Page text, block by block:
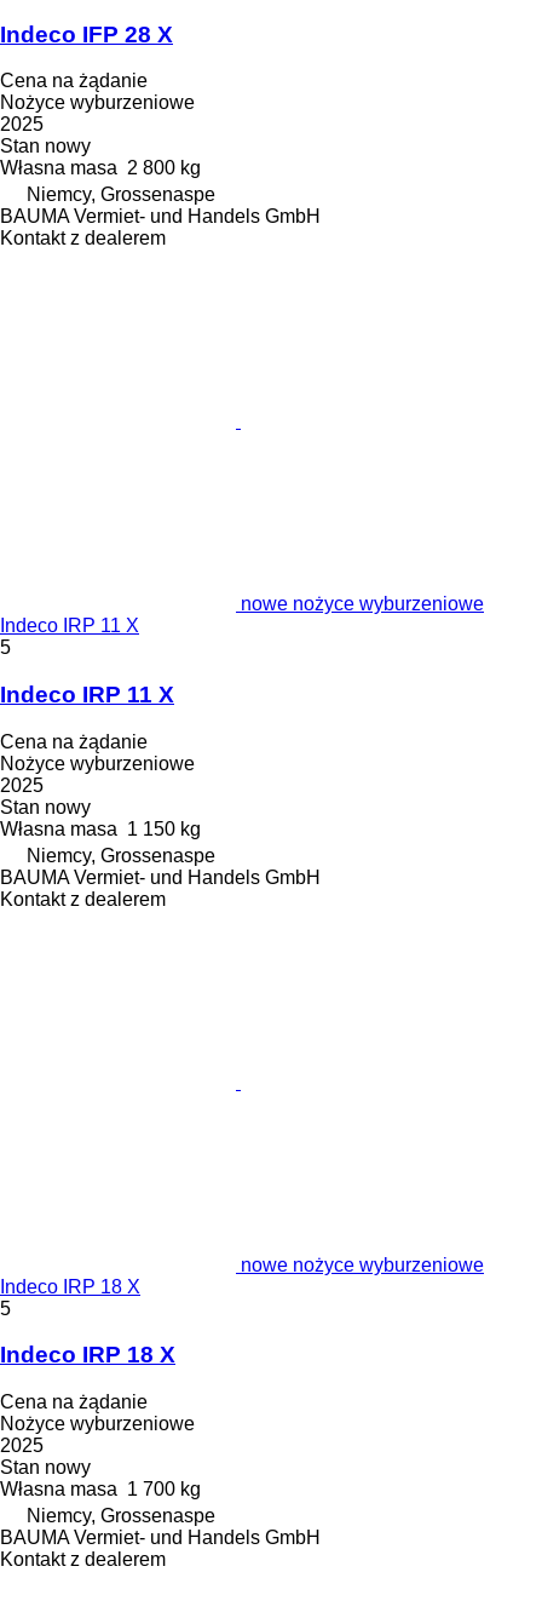
Indeco IFP 28 X
Cena na żądanie
Nożyce wyburzeniowe
2025
Stan nowy
Własna masa 2 800 kg
Niemcy, Grossenaspe
BAUMA Vermiet- und Handels GmbH
Kontakt z dealerem
nowe nożyce wyburzeniowe
Indeco IRP 11 X
5
Indeco IRP 11 X
Cena na żądanie
Nożyce wyburzeniowe
2025
Stan nowy
Własna masa 1 150 kg
Niemcy, Grossenaspe
BAUMA Vermiet- und Handels GmbH
Kontakt z dealerem
nowe nożyce wyburzeniowe
Indeco IRP 18 X
5
Indeco IRP 18 X
Cena na żądanie
Nożyce wyburzeniowe
2025
Stan nowy
Własna masa 1 700 kg
Niemcy, Grossenaspe
BAUMA Vermiet- und Handels GmbH
Kontakt z dealerem